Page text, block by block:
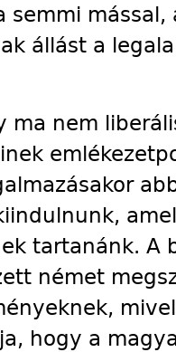
semmi
állást a
ma nem
tartanánk. A
német
hogy a